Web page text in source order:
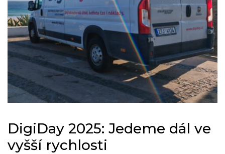
DigiDay 2025: Jedeme dál ve
vyšší rychlosti